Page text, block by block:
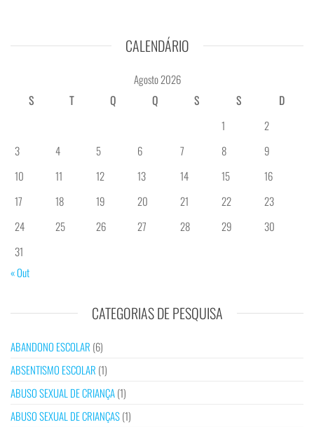
CALENDÁRIO
Agosto 2026
S
T Q Q S S
D
1
2
3
4 5 6 7 8
9
10
11 12 13 14 15
16
17
18 19 20 21 22
23
24
25 26 27 28 29
30
31
« Out
CATEGORIAS DE PESQUISA
ABANDONO ESCOLAR (6)
ABSENTISMO ESCOLAR (1)
ABUSO SEXUAL DE CRIANÇA(1)
ABUSO SEXUAL DE CRIANÇAS(1)